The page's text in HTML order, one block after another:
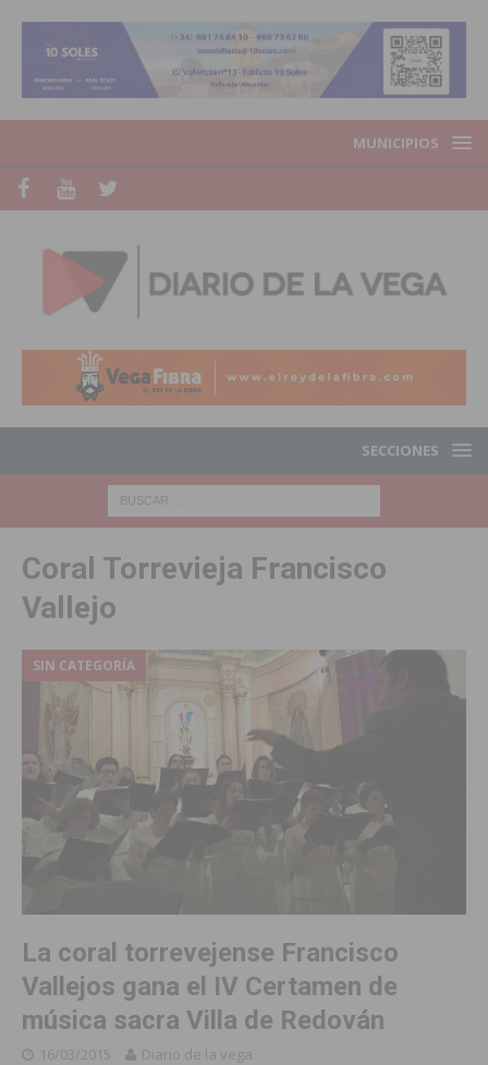
MUNICIPIOS
SECCIONES
Coral Torrevieja Francisco
Vallejo
SIN CATEGORÍA
La coral torrevejense Francisco
Vallejos gana el IV Certamen de
música sacra Villa de Redován
16/03/2015 Diario de la vega